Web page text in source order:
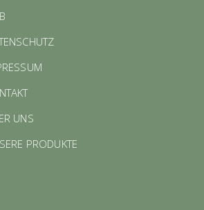
UNS
PRODUKTE